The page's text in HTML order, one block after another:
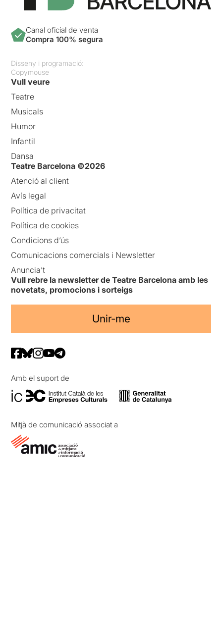
Canal oficial de venta
Compra 100% segura
Disseny i programació:
Copymouse
Vull veure
Teatre
Musicals
Humor
Infantil
Dansa
Teatre Barcelona ©2026
Atenció al client
Avís legal
Política de privacitat
Política de cookies
Condicions d’ús
Comunicacions comercials i Newsletter
Anuncia’t
Vull rebre la newsletter de Teatre Barcelona amb les
novetats, promocions i sorteigs
Unir-me
Amb el suport de
Mitjà de comunicació associat a